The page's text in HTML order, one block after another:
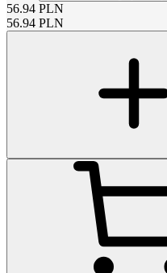
56.94 PLN
56.94 PLN